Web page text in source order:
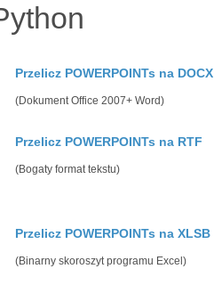
Przelicz POWERPOINTs na DOCX
(Dokument Office 2007+ Word)
Przelicz POWERPOINTs na RTF
(Bogaty format tekstu)
Przelicz POWERPOINTs na XLSB
(Binarny skoroszyt programu Excel)